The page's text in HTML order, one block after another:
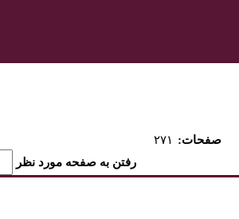
۲۷۱ :صفحات
رفتن به صفحه مورد نظر